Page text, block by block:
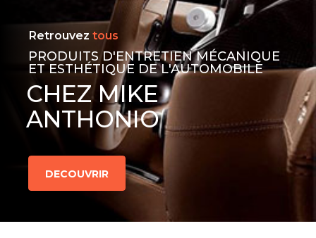
Retrouvez tous
PRODUITS D'ENTRETIEN MÉCANIQUE
ET ESTHÉTIQUE DE L'AUTOMOBILE
CHEZ MIKE
ANTHONIO
DECOUVRIR